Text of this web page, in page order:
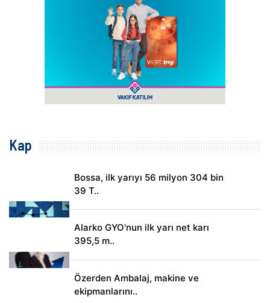
Kap
Bossa, ilk yarıyı 56 milyon 304 bin
39 T..
Alarko GYO'nun ilk yarı net karı
395,5 m..
Özerden Ambalaj, makine ve
ekipmanlarını..